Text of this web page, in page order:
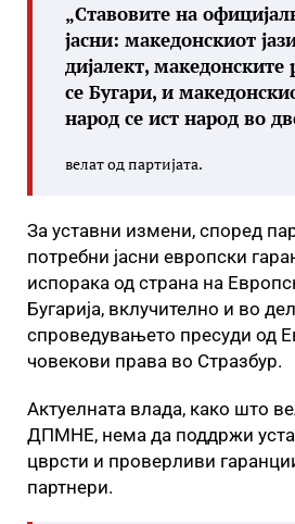
„Ставовите на
јасни: македонскиот
дијалект,
се Бугари, и
народ се ист народ во
велат од партијата.
За уставни измени, според
потребни јасни европски
испорака од страна на
Бугарија, вклучително и во
спроведувањето пресуди од
човекови права во Стразбур.
Актуелната влада, како што
ДПМНЕ, нема да поддржи
цврсти и проверливи
партнери.